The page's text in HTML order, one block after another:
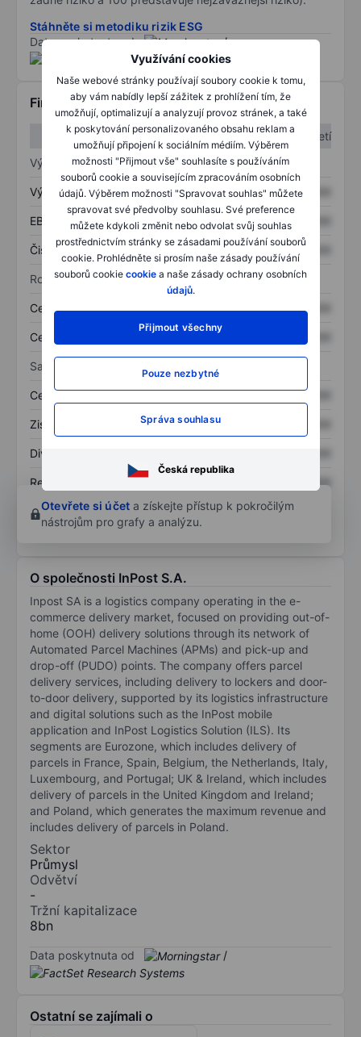
Využívání cookies
Naše webové stránky používají soubory cookie k tomu,
aby vám nabídly lepší zážitek z prohlížení tím, že
umožňují, optimalizují a analyzují provoz stránek, a také
k poskytování personalizovaného obsahu reklam a
umožňují připojení k sociálním médiím. Výběrem
možnosti "Přijmout vše" souhlasíte s používáním
souborů cookie a souvisejícím zpracováním osobních
údajů. Výběrem možnosti "Spravovat souhlas" můžete
spravovat své předvolby souhlasu. Své preference
můžete kdykoli změnit nebo odvolat svůj souhlas
prostřednictvím stránky se zásadami používání souborů
cookie. Prohlédněte si prosím naše zásady používání
souborů cookie cookie a naše zásady ochrany osobních
údajů.
Přijmout všechny
Pouze nezbytné
Správa souhlasu
Česká republika
Stáhněte si metodiku rizik ESG
Data poskytnuta od
/
Finanční informace
1. čtvrtletí
2. čtvrtletí
Výkaz zisku a ztráty
Výnos XXXXXXX XXXXXXX
EBITDA XXXXXXX XXXXXXX
Čistý příjem XXXXXXX XXXXXXX
Rozvaha
Celková aktiva XXXXXXX XXXXXXX
Celkový dluh XXXXXXX
Sazby
Cena/tržby XXXXXXX XXXXXXX
Zisk na akcii XXXXXXX
Dividenda na akcii
Rentabilita kapitálu
XXXXXXX
Otevřete si účet a získejte přístup k pokročilým
nástrojům pro grafy a analýzu.
O společnosti InPost S.A.
Inpost SA is a logistics company operating in the e-
commerce delivery market, focused on providing out-of-
home (OOH) delivery solutions through its network of
Automated Parcel Machines (APMs) and pick-up and
drop-off (PUDO) points. The company offers parcel
delivery services, including delivery to lockers and door-
to-door delivery, supported by its logistics infrastructure
and digital solutions such as the InPost mobile
application and InPost Logistics Solution (ILS). Its
segments are Eurozone, which includes delivery of
parcels in France, Spain, Belgium, the Netherlands, Italy,
Luxembourg, and Portugal; UK & Ireland, which includes
delivery of parcels in the United Kingdom and Ireland;
and Poland, which generates the maximum revenue and
includes delivery of parcels in Poland.
Sektor
Průmysl
Odvětví
-
Tržní kapitalizace
8bn
Data poskytnuta od /
Ostatní se zajímali o